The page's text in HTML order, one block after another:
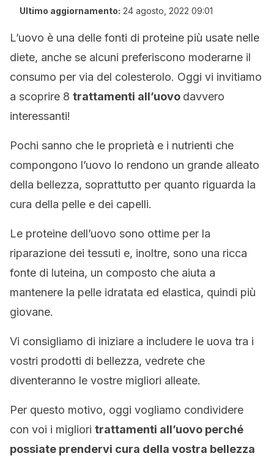
Ultimo aggiornamento: 24 agosto, 2022 09:01
L’uovo è una delle fonti di proteine più usate nelle
diete, anche se alcuni preferiscono moderarne il
consumo per via del colesterolo. Oggi vi invitiamo
a scoprire 8 trattamenti all’uovo davvero
interessanti!
Pochi sanno che le proprietà e i nutrienti che
compongono l’uovo lo rendono un grande alleato
della bellezza, soprattutto per quanto riguarda la
cura della pelle e dei capelli.
Le proteine dell’uovo sono ottime per la
riparazione dei tessuti e, inoltre, sono una ricca
fonte di luteina, un composto che aiuta a
mantenere la pelle idratata ed elastica, quindi più
giovane.
Vi consigliamo di iniziare a includere le uova tra i
vostri prodotti di bellezza, vedrete che
diventeranno le vostre migliori alleate.
Per questo motivo, oggi vogliamo condividere
con voi i migliori trattamenti all’uovo perché
possiate prendervi cura della vostra bellezza